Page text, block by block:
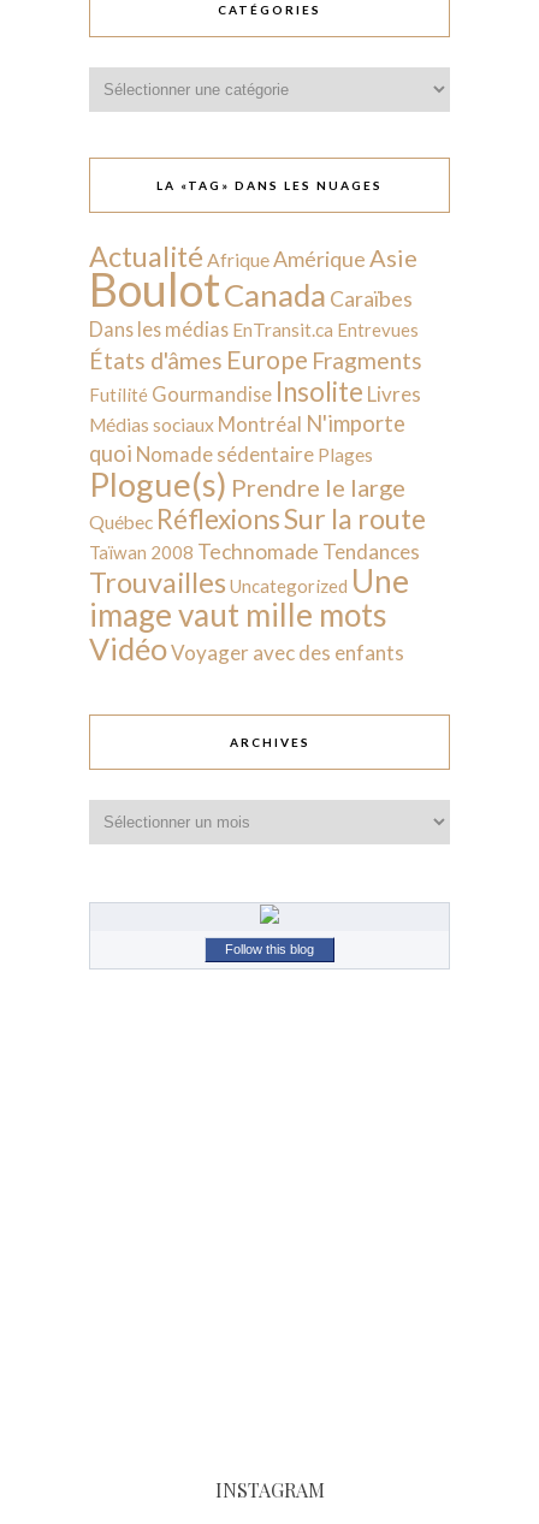
CATÉGORIES
LA «TAG» DANS LES NUAGES
Actualité AfriqueAmérique Asie
BoulotCanada Caraïbes
Dans les médias EnTransit.ca Entrevues
États d'âmes Europe Fragments
Futilité Gourmandise Insolite Livres
Médias sociaux Montréal N'importe
quoi Nomade sédentaire Plages
Plogue(s) Prendre le large
Québec RéflexionsSur la route
Taïwan 2008 Technomade Tendances
Trouvailles Uncategorized Une
image vaut mille mots
VidéoVoyager avec des enfants
ARCHIVES
Follow this blog
INSTAGRAM